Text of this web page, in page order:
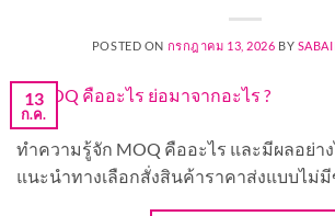
POSTED ON กรกฎาคม 13, 2026 BY
13
ก.ค.
ทำความรู้จัก MOQ คืออะไร และมีผลอย่า
แนะนำทางเลือกสั่งสินค้าราคาส่งแบบไม่